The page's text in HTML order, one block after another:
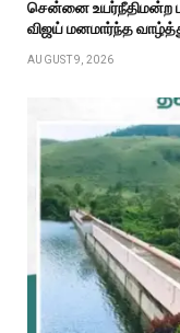
சென்னை உயர்நீதிமன்ற
விஜய் மனமார்ந்த
AUGUST 9, 2026